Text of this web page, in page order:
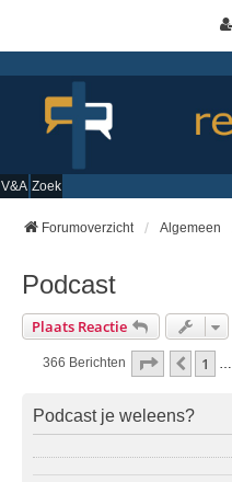
V&A Zoek
Forumoverzicht Algemeen
Podcast
Plaats Reactie
366 Berichten PaginaVorige
1
Podcast je weleens?